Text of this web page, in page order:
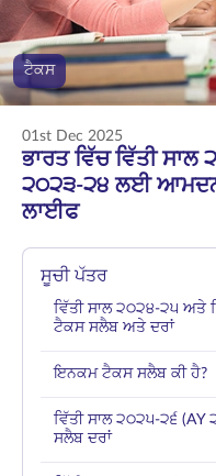
ENGLISH
ਆਨਲਾਈਨ ਖਰੀਦੋ
ਟੈਕਸ
01st Dec 2025
ਭਾਰਤ ਵਿੱਚ ਵਿੱਤੀ ਸਾਲ
੨੦੨੩-੨੪ ਲਈ
ਲਾਈਫ
ਸੂਚੀ ਪੱਤਰ
ਵਿੱਤੀ ਸਾਲ ੨੦੨੪-੨੫
ਟੈਕਸ ਸਲੈਬ ਅਤੇ ਦਰਾਂ
ਇਨਕਮ ਟੈਕਸ ਸਲੈਬ ਕੀ ਹੈ?
ਵਿੱਤੀ ਸਾਲ ੨੦੨੫-੨੬
ਸਲੈਬ ਦਰਾਂ